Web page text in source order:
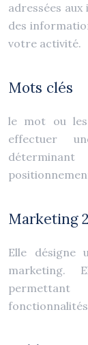
adressées
des
votre activité.
Mots clés
le mot ou
effectuer
Marketing
Elle désigne
marketing.
fonctionnalités